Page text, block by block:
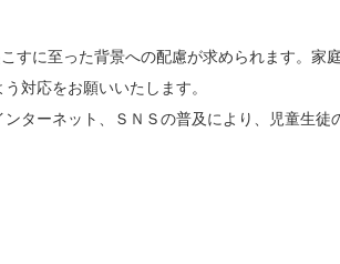
に至った背景への配慮が求められます。家
対応をお願いいたします。
ターネット、ＳＮＳの普及により、児童生徒